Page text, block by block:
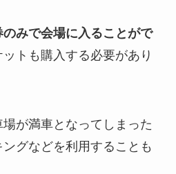
のみで会場に入ることがで
トも購入する必要があり
が満車となってしまった
グなどを利用することも